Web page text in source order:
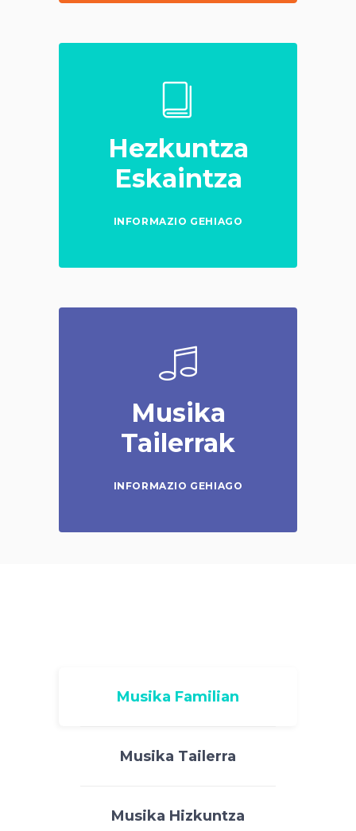
Hezkuntza
Eskaintza
INFORMAZIO GEHIAGO
Musika
Tailerrak
INFORMAZIO GEHIAGO
Musika Familian
Musika Tailerra
Musika Hizkuntza